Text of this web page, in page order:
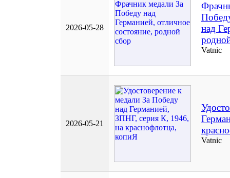
2026-05-28
над
Vatnic
2026-05-21
Vatnic